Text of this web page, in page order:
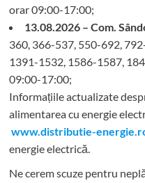
orar 09:00-17:00;
13.08.2026 – Com.
360, 366-537, 550-692,
1391-1532, 1586-1587,
09:00-17:00;
Informațiile actualizate
alimentarea cu energie
www.distributie-
energie electrică.
Ne cerem scuze pentru